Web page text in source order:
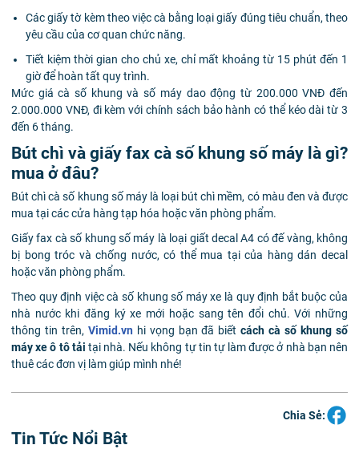
Các giấy tờ kèm theo việc cà bằng loại giấy đúng tiêu chuẩn, theo
yêu cầu của cơ quan chức năng.
Tiết kiệm thời gian cho chủ xe, chỉ mất khoảng từ 15 phút đến 1
giờ để hoàn tất quy trình.
Mức giá cà số khung và số máy dao động từ 200.000 VNĐ đến
2.000.000 VNĐ, đi kèm với chính sách bảo hành có thể kéo dài từ 3
đến 6 tháng.
Bút chì và giấy fax cà số khung số máy là gì?
mua ở đâu?
Bút chì cà số khung số máy là loại bút chì mềm, có màu đen và được
mua tại các cửa hàng tạp hóa hoặc văn phòng phẩm.
Giấy fax cà số khung số máy là loại giất decal A4 có đế vàng, không
bị bong tróc và chống nước, có thể mua tại của hàng dán decal
hoặc văn phòng phẩm.
Theo quy định việc cà số khung số máy xe là quy định bắt buộc của
nhà nước khi đăng ký xe mới hoặc sang tên đổi chủ. Với những
thông tin trên, Vimid.vn hi vọng bạn đã biếtcách cà số khung số
máy xe ô tô tải tại nhà. Nếu không tự tin tự làm được ở nhà bạn nên
thuê các đơn vị làm giúp mình nhé!
Chia Sẻ:
Tin Tức Nổi Bật